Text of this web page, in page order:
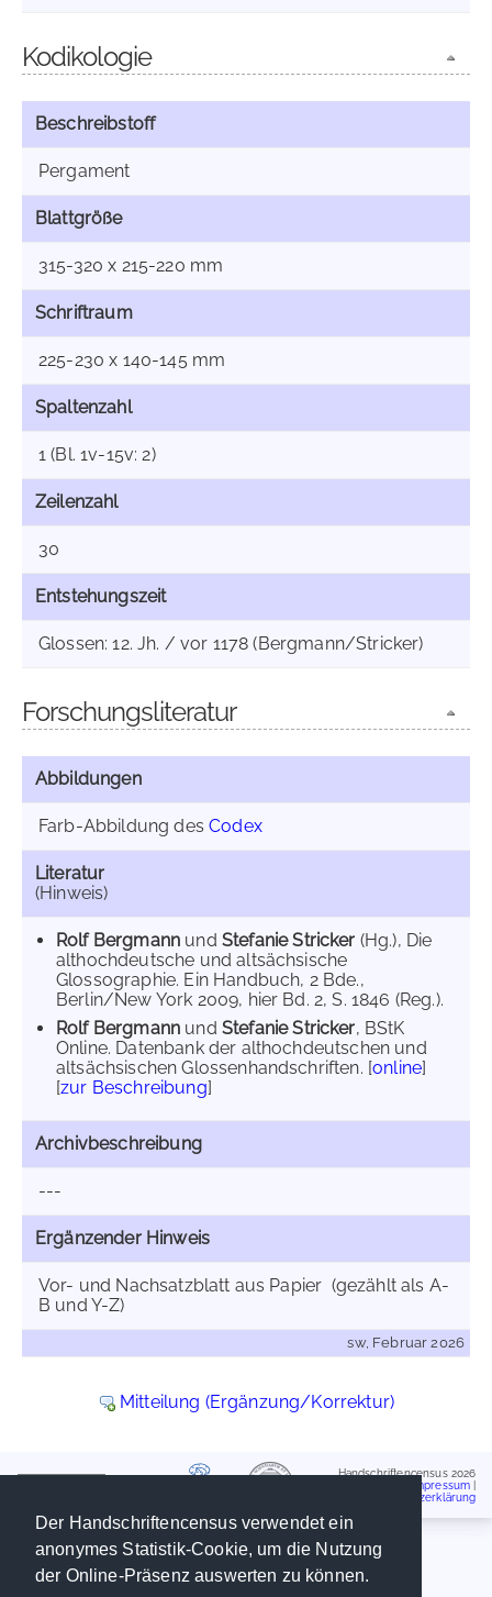
Der Handschriftencensus verwendet ein
anonymes Statistik-Cookie, um die Nutzung
der Online-Präsenz auswerten zu können.
Kodikologie
Beschreibstoff
Pergament
Blattgröße
315-320 x 215-220 mm
Schriftraum
225-230 x 140-145 mm
Spaltenzahl
1 (Bl. 1v-15v: 2)
Zeilenzahl
30
Entstehungszeit
Glossen: 12. Jh. / vor 1178 (Bergmann/Stricker)
Forschungsliteratur
Abbildungen
Farb-Abbildung desCodex
Literatur
(Hinweis)
Rolf Bergmann und Stefanie Stricker (Hg.), Die
althochdeutsche und altsächsische
Glossographie. Ein Handbuch, 2 Bde.,
Berlin/New York 2009, hier Bd. 2, S. 1846 (Reg.).
Rolf Bergmann und Stefanie Stricker, BStK
Online. Datenbank der althochdeutschen und
altsächsischen Glossenhandschriften. [online]
[zur Beschreibung]
Archivbeschreibung
---
Ergänzender Hinweis
Vor- und Nachsatzblatt aus Papier (gezählt als A-
B und Y-Z)
sw, Februar 2026
Mitteilung (Ergänzung/Korrektur)
Handschriftencensus 2026
Impressum
Datenschutzerklärung